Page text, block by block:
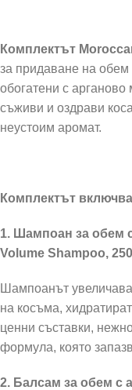
Комплектът
за придаване на обем
обогатени с
съживи и оздрави
неустоим аромат.
Комплектът
1. Шампоан за обем
Volume Shampoo,
Шампоанът
на косъма,
ценни съставки,
формула, която
2. Балсам за обем с